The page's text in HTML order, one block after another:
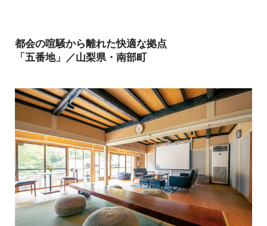
都会の喧騒から離れた快適な拠点
「五番地」／山梨県・南部町